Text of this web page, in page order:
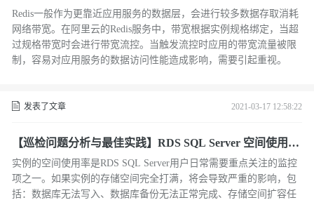
Redis一般作为更靠近应用服务的数据层，会进行较多数据存取消耗
网络带宽。在阿里云的Redis服务中，带宽根据实例规格绑定，当超
过规格带宽时会进行带宽流控。当触发流控时应用的带宽流量被限
制，容易对应用服务的数据访问性能造成影响，需要引起重视。
发表了文章 2021-03-17 12:58:22
【巡检问题分析与最佳实践】RDS SQL Server 空间使用问
题
实例的空间使用率是RDS SQL Server用户日常需要重点关注的监控
项之一。如果实例的存储空间完全打满，将会导致严重的影响，包
括：数据库无法写入、数据库备份无法正常完成、存储空间扩容任